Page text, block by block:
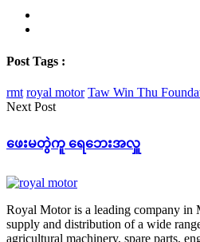
Post Tags :
rmt royal motor Taw Win Thu
Next Post
ဖေးမတွဲကူ ရေဘေးအလှူ
Royal Motor is a leading company in
supply and distribution of a wide
agricultural machinery, spare parts,